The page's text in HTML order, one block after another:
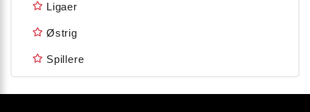
Ligaer
Østrig
Spillere